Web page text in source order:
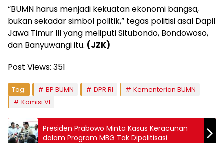
“BUMN harus menjadi kekuatan ekonomi bangsa,
bukan sekadar simbol politik,” tegas politisi asal Dapil
Jawa Timur III yang meliputi Situbondo, Bondowoso,
dan Banyuwangi itu. (JZK)
Post Views: 351
Tag: BP BUMN DPR RI
Kementerian BUMN
Komisi VI
Presiden Prabowo Minta Kasus Keracunan
dalam Program MBG Tak Dipolitisasi